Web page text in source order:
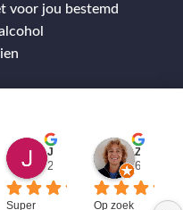
voor jou bestemd
2 jaar geleden
Super
6 jaar
Op zoek